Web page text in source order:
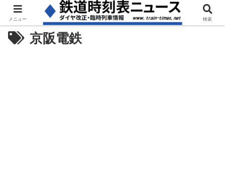
京阪電鉄
メニュー 検索